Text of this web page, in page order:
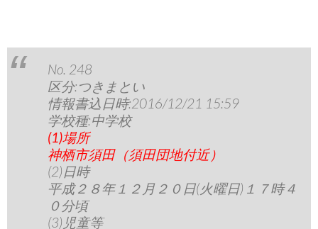
No. 248
区分:つきまとい
情報書込日時:2016/12/21 15:59
学校種:中学校
(1)場所
神栖市須田（須田団地付近）
(2)日時
平成２８年１２月２０日(火曜日)１７時４
０分頃
(3)児童等